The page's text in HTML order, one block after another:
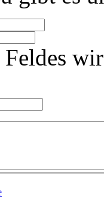
Feldes